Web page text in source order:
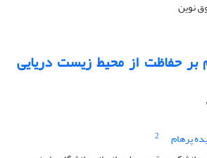
بر حفاظت از محیط زیست دریایی
پرهام
2